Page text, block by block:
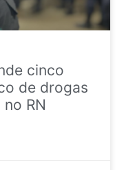
cinco
de drogas
RN